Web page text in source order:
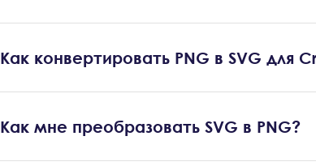
Как конвертировать PNG в SVG для
Как мне преобразовать SVG в PNG?